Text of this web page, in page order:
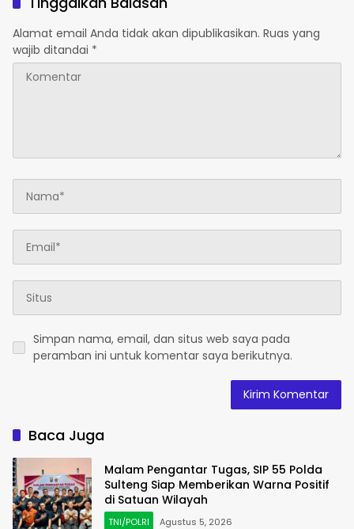
Mendapat Apresiasi
Basarnas
Alamat email Anda tidak akan dipublikasikan. Ruas yang
wajib ditandai *
Simpan nama, email, dan situs web saya pada
peramban ini untuk komentar saya berikutnya.
Baca Juga
Malam Pengantar Tugas, SIP 55 Polda
Sulteng Siap Memberikan Warna Positif
di Satuan Wilayah
TNI/POLRI Agustus 5, 2026